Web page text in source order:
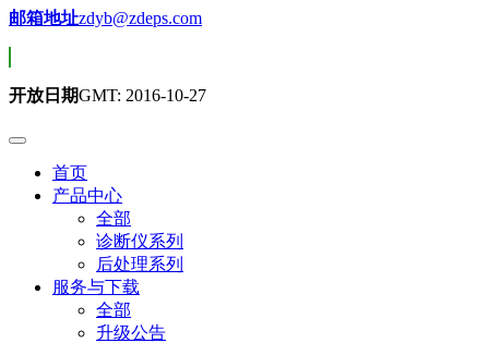
邮箱地址zdyb@zdeps.com
开放日期GMT: 2016-10-27
首页
产品中心
全部
诊断仪系列
后处理系列
服务与下载
全部
升级公告